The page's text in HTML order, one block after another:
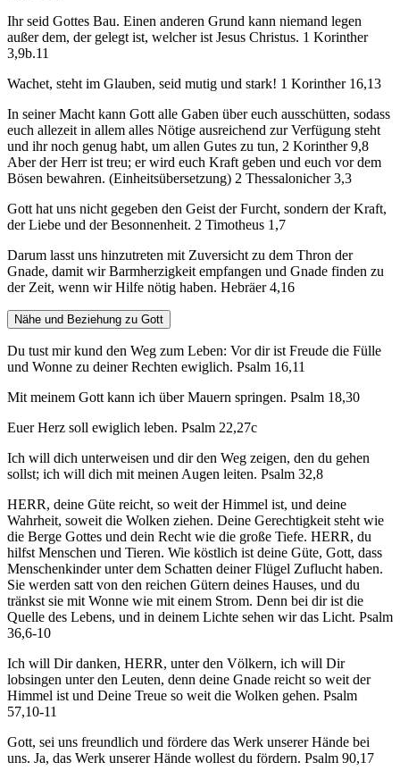
Ihr seid Gottes Bau. Einen anderen Grund kann niemand legen
außer dem, der gelegt ist, welcher ist Jesus Christus. 1 Korinther
3,9b.11
Wachet, steht im Glauben, seid mutig und stark! 1 Korinther 16,13
In seiner Macht kann Gott alle Gaben über euch ausschütten, sodass
euch allezeit in allem alles Nötige ausreichend zur Verfügung steht
und ihr noch genug habt, um allen Gutes zu tun, 2 Korinther 9,8
Aber der Herr ist treu; er wird euch Kraft geben und euch vor dem
Bösen bewahren. (Einheitsübersetzung) 2 Thessalonicher 3,3
Gott hat uns nicht gegeben den Geist der Furcht, sondern der Kraft,
der Liebe und der Besonnenheit. 2 Timotheus 1,7
Darum lasst uns hinzutreten mit Zuversicht zu dem Thron der
Gnade, damit wir Barmherzigkeit empfangen und Gnade finden zu
der Zeit, wenn wir Hilfe nötig haben. Hebräer 4,16
Nähe und Beziehung zu Gott
Du tust mir kund den Weg zum Leben: Vor dir ist Freude die Fülle
und Wonne zu deiner Rechten ewiglich. Psalm 16,11
Mit meinem Gott kann ich über Mauern springen. Psalm 18,30
Euer Herz soll ewiglich leben. Psalm 22,27c
Ich will dich unterweisen und dir den Weg zeigen, den du gehen
sollst; ich will dich mit meinen Augen leiten. Psalm 32,8
HERR, deine Güte reicht, so weit der Himmel ist, und deine
Wahrheit, soweit die Wolken ziehen. Deine Gerechtigkeit steht wie
die Berge Gottes und dein Recht wie die große Tiefe. HERR, du
hilfst Menschen und Tieren. Wie köstlich ist deine Güte, Gott, dass
Menschenkinder unter dem Schatten deiner Flügel Zuflucht haben.
Sie werden satt von den reichen Gütern deines Hauses, und du
tränkst sie mit Wonne wie mit einem Strom. Denn bei dir ist die
Quelle des Lebens, und in deinem Lichte sehen wir das Licht. Psalm
36,6-10
Ich will Dir danken, HERR, unter den Völkern, ich will Dir
lobsingen unter den Leuten, denn deine Gnade reicht so weit der
Himmel ist und Deine Treue so weit die Wolken gehen. Psalm
57,10-11
Gott, sei uns freundlich und fördere das Werk unserer Hände bei
uns. Ja, das Werk unserer Hände wollest du fördern. Psalm 90,17